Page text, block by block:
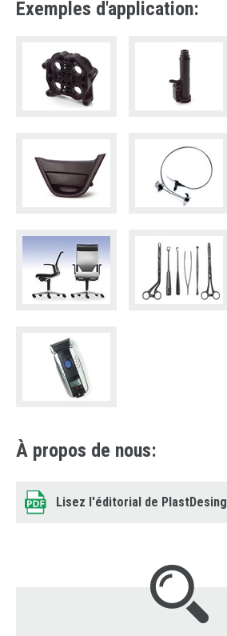
Exemples d'application:
À propos de nous:
Lisez l'éditorial de PlastDesing